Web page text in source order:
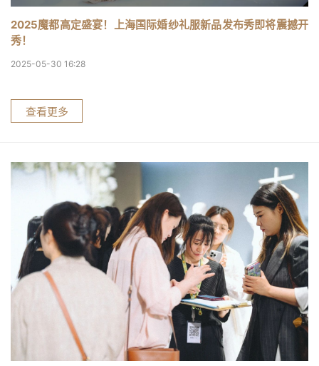
2025魔都高定盛宴！上海国际婚纱礼服新品发布秀即将震撼开
秀！
2025-05-30 16:28
查看更多